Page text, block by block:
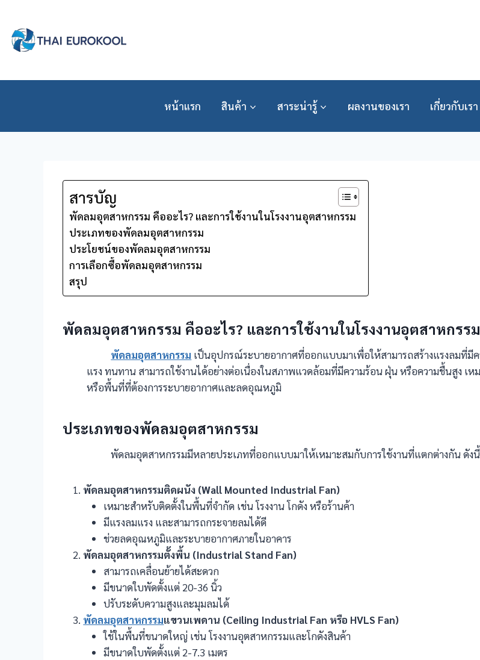
content
หน้าแรก สินค้า สาระน่ารู้ ผลงานของเรา เกี่ยวกับเรา
สารบัญ
พัดลมอุตสาหกรรม คืออะไร? และการใช้งานในโรงงานอุตสาหกรรม
ประเภทของพัดลมอุตสาหกรรม
ประโยชน์ของพัดลมอุตสาหกรรม
การเลือกซื้อพัดลมอุตสาหกรรม
สรุป
พัดลมอุตสาหกรรม คืออะไร? และการใช้งานในโรงงานอุตสาหกรรม
พัดลมอุตสาหกรรม เป็นอุปกรณ์ระบายอากาศที่ออกแบบมาเพื่อให้สามารถสร้างแรงลมที่มี
แรง ทนทาน สามารถใช้งานได้อย่างต่อเนื่องในสภาพแวดล้อมที่มีความร้อน ฝุ่น หรือความชื้นสูง เห
หรือพื้นที่ที่ต้องการระบายอากาศและลดอุณหภูมิ
ประเภทของพัดลมอุตสาหกรรม
พัดลมอุตสาหกรรมมีหลายประเภทที่ออกแบบมาให้เหมาะสมกับการใช้งานที่แตกต่างกัน ดังนี้
พัดลมอุตสาหกรรมติดผนัง (Wall Mounted Industrial Fan)
เหมาะสำหรับติดตั้งในพื้นที่จำกัด เช่น โรงงาน โกดัง หรือร้านค้า
มีแรงลมแรง และสามารถกระจายลมได้ดี
ช่วยลดอุณหภูมิและระบายอากาศภายในอาคาร
พัดลมอุตสาหกรรมตั้งพื้น (Industrial Stand Fan)
สามารถเคลื่อนย้ายได้สะดวก
มีขนาดใบพัดตั้งแต่ 20-36 นิ้ว
ปรับระดับความสูงและมุมลมได้
พัดลมอุตสาหกรรมแขวนเพดาน (Ceiling Industrial Fan หรือ HVLS Fan)
ใช้ในพื้นที่ขนาดใหญ่ เช่น โรงงานอุตสาหกรรมและโกดังสินค้า
มีขนาดใบพัดตั้งแต่ 2-7.3 เมตร